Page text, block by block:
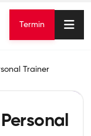
Termin
Trainer